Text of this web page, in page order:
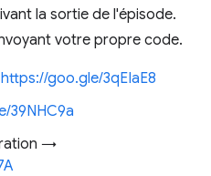
la sortie de l'épisode.
votre propre code.
https://goo.gle/3qEIaE8
39NHC9a
→